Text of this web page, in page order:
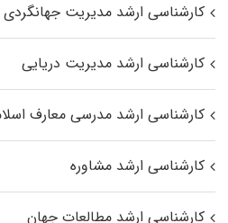
کارشناسی ارشد مدیریت جهانگردی
کارشناسی ارشد مدیریت دریایی
کارشناسی ارشد مدرسی معارف
کارشناسی ارشد مشاوره
کارشناسی ارشد مطالعات جهان